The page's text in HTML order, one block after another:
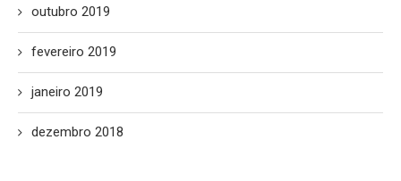
outubro 2019
fevereiro 2019
janeiro 2019
dezembro 2018